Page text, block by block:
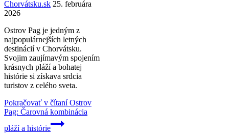
Chorvátsku.sk 25. februára
2026
Ostrov Pag je jedným z
najpopulárnejších letných
destinácií v Chorvátsku.
Svojim zaujímavým spojením
krásnych pláží a bohatej
histórie si získava srdcia
turistov z celého sveta.
Pokračovať v čítaníOstrov
Pag: Čarovná kombinácia
pláží a histórie